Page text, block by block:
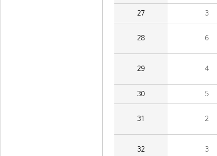
27 3
28 6
29 4
30 5
31 2
32 3